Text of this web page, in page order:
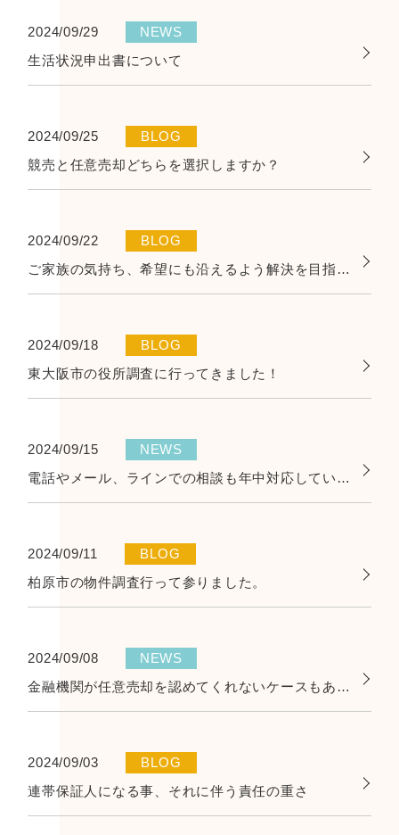
2024/09/29
NEWS
生活状況申出書について
2024/09/25
BLOG
競売と任意売却どちらを選択しますか？
2024/09/22
BLOG
ご家族の気持ち、希望にも沿えるよう解決を目指しています。
2024/09/18
BLOG
東大阪市の役所調査に行ってきました！
2024/09/15
NEWS
電話やメール、ラインでの相談も年中対応しています！
2024/09/11
BLOG
柏原市の物件調査行って参りました。
2024/09/08
NEWS
金融機関が任意売却を認めてくれないケースもあります
2024/09/03
BLOG
連帯保証人になる事、それに伴う責任の重さ